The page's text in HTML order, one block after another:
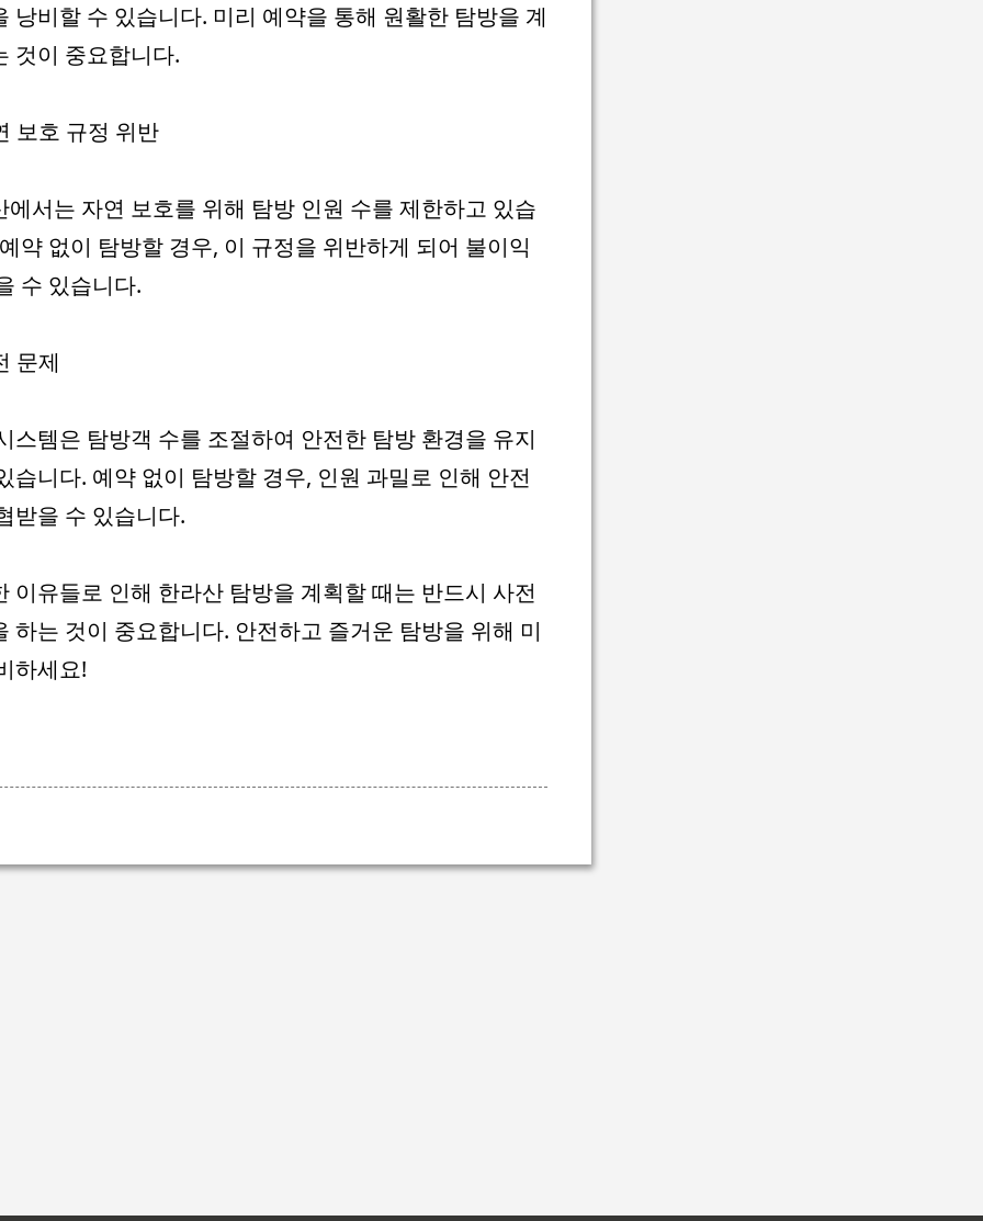
낭비할 수 있습니다. 미리 예약을 통해 원활한 탐방을 계
것이 중요합니다.
보호 규정 위반
에서는 자연 보호를 위해 탐방 인원 수를 제한하고 있습
약 없이 탐방할 경우, 이 규정을 위반하게 되어 불이익
수 있습니다.
문제
스템은 탐방객 수를 조절하여 안전한 탐방 환경을 유지
습니다. 예약 없이 탐방할 경우, 인원 과밀로 인해 안전
받을 수 있습니다.
이유들로 인해 한라산 탐방을 계획할 때는 반드시 사전
하는 것이 중요합니다. 안전하고 즐거운 탐방을 위해 미
하세요!